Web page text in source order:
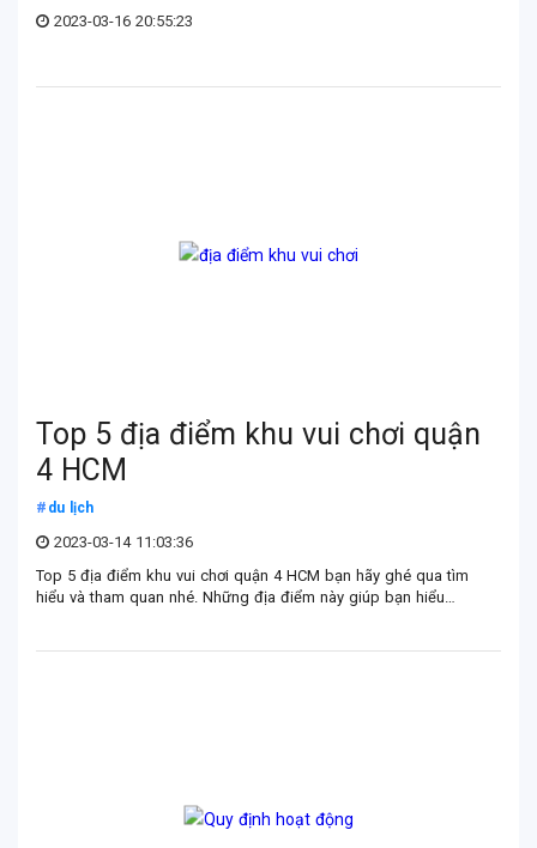
2023-03-16 20:55:23
Top 5 địa điểm khu vui chơi quận
4 HCM
du lịch
2023-03-14 11:03:36
Top 5 địa điểm khu vui chơi quận 4 HCM bạn hãy ghé qua tìm
hiểu và tham quan nhé. Những địa điểm này giúp bạn hiểu